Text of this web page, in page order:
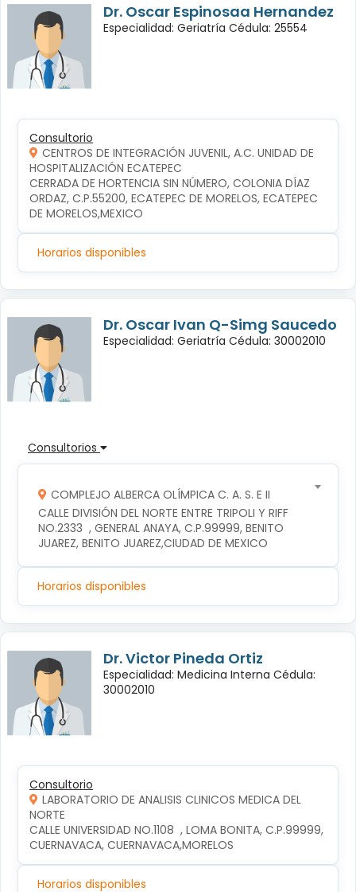
Dr. Oscar Espinosaa Hernandez
Especialidad: Geriatría Cédula: 25554
Consultorio
CENTROS DE INTEGRACIÓN JUVENIL, A.C. UNIDAD DE
HOSPITALIZACIÓN ECATEPEC
CERRADA DE HORTENCIA SIN NÚMERO, COLONIA DÍAZ
ORDAZ, C.P.55200, ECATEPEC DE MORELOS, ECATEPEC
DE MORELOS,MEXICO
Horarios disponibles
Dr. Oscar Ivan Q-Simg Saucedo
Especialidad: Geriatría Cédula: 30002010
Consultorios
COMPLEJO ALBERCA OLÍMPICA C. A. S. E II
CALLE DIVISIÓN DEL NORTE ENTRE TRIPOLI Y RIFF
NO.2333  , GENERAL ANAYA, C.P.99999, BENITO
JUAREZ, BENITO JUAREZ,CIUDAD DE MEXICO
Horarios disponibles
Dr. Victor Pineda Ortiz
Especialidad: Medicina Interna Cédula:
30002010
Consultorio
LABORATORIO DE ANALISIS CLINICOS MEDICA DEL
NORTE
CALLE UNIVERSIDAD NO.1108  , LOMA BONITA, C.P.99999,
CUERNAVACA, CUERNAVACA,MORELOS
Horarios disponibles